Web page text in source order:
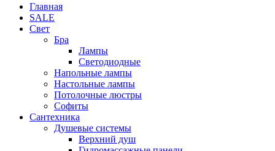
Главная
SALE
Свет
Бра
Лампы
Светодиодные
Напольные лампы
Настольные лампы
Потолочные люстры
Софиты
Сантехника
Душевые системы
Верхний душ